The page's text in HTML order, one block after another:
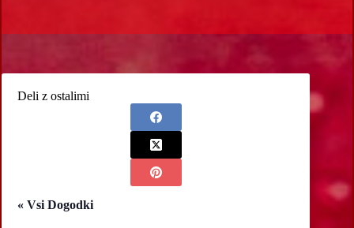
Deli z ostalimi
« Vsi Dogodki